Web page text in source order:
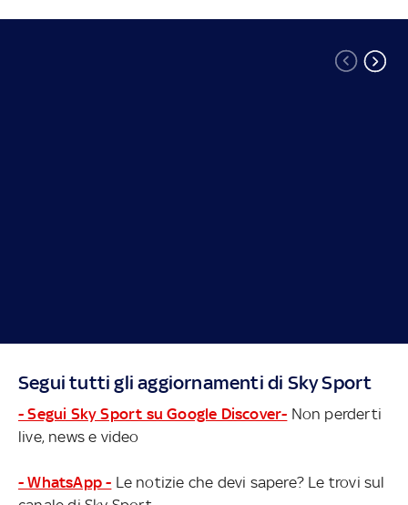
Segui tutti gli aggiornamenti di Sky Sport
- Segui Sky Sport su Google Discover- Non perderti
live, news e video
- WhatsApp - Le notizie che devi sapere? Le trovi sul